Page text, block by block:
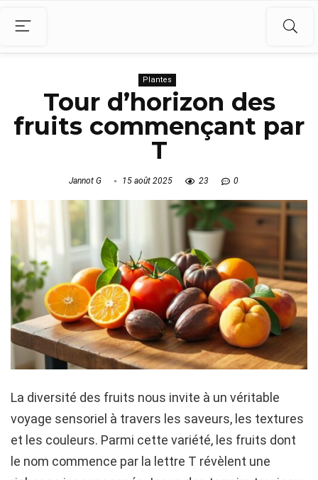
Plantes
Tour d’horizon des
fruits commençant par
T
Jannot G 15 août 2025 23 0
La diversité des fruits nous invite à un véritable
voyage sensoriel à travers les saveurs, les textures
et les couleurs. Parmi cette variété, les fruits dont
le nom commence par la lettre T révèlent une